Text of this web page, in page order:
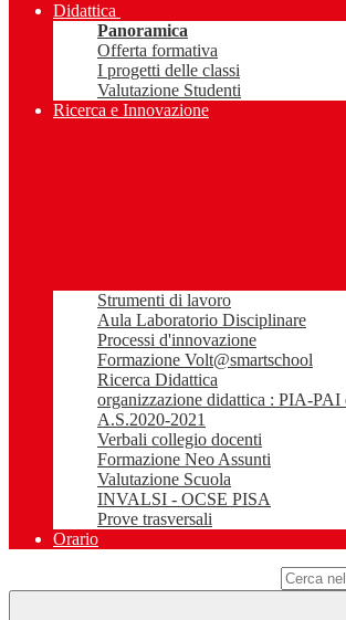
Didattica
Panoramica
Offerta formativa
I progetti delle classi
Valutazione Studenti
Ricerca e Innovazione
Strumenti di lavoro
Aula Laboratorio Disciplinare
Processi d'innovazione
Formazione Volt@smartschool
Ricerca Didattica
organizzazione didattica : PIA-PAI
A.S.2020-2021
Verbali collegio docenti
Formazione Neo Assunti
Valutazione Scuola
INVALSI - OCSE PISA
Prove trasversali
Orario